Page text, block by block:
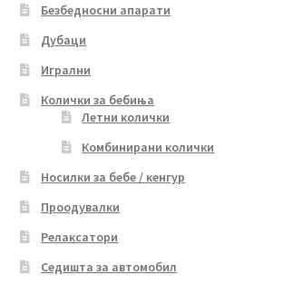
Безбедносни апарати
Дубаци
Игрални
Колички за бебиња
Летни колички
Комбинирани колички
Носилки за бебе / кенгур
Проодувалки
Релаксатори
Седишта за автомобил